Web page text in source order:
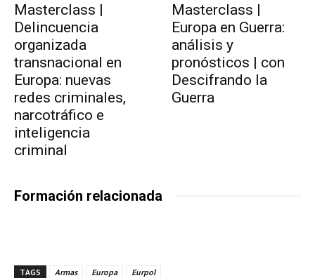
Masterclass |
Delincuencia
organizada
transnacional en
Europa: nuevas
redes criminales,
narcotráfico e
inteligencia
criminal
Masterclass |
Europa en Guerra:
análisis y
pronósticos | con
Descifrando la
Guerra
Formación relacionada
TAGS Armas Europa Eurpol